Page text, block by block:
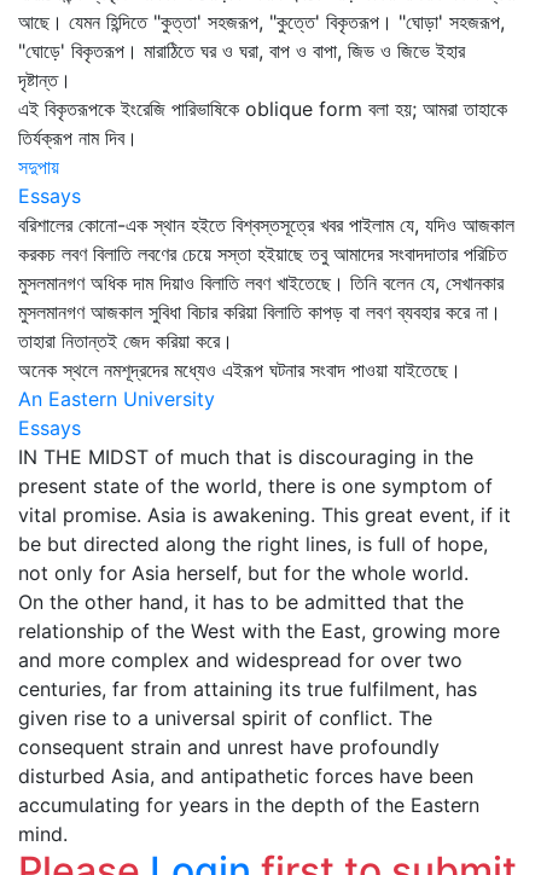
আছে। যেমন হিন্দিতে "কুত্তা' সহজরূপ, "কুত্তে' বিকৃতরূপ। "ঘোড়া' সহজরূপ,
"ঘোড়ে' বিকৃতরূপ। মারাঠিতে ঘর ও ঘরা, বাপ ও বাপা, জিভ ও জিভে ইহার
দৃষ্টান্ত।
এই বিকৃতরূপকে ইংরেজি পারিভাষিকে oblique form বলা হয়; আমরা তাহাকে
তির্যক্‌রূপ নাম দিব।
সদুপায়
Essays
বরিশালের কোনো-এক স্থান হইতে বিশ্বস্তসূত্রে খবর পাইলাম যে, যদিও আজকাল
করকচ লবণ বিলাতি লবণের চেয়ে সস্তা হইয়াছে তবু আমাদের সংবাদদাতার পরিচিত
মুসলমানগণ অধিক দাম দিয়াও বিলাতি লবণ খাইতেছে। তিনি বলেন যে, সেখানকার
মুসলমানগণ আজকাল সুবিধা বিচার করিয়া বিলাতি কাপড় বা লবণ ব্যবহার করে না।
তাহারা নিতান্তই জেদ করিয়া করে।
অনেক স্থলে নমশূদ্রদের মধ্যেও এইরূপ ঘটনার সংবাদ পাওয়া যাইতেছে।
An Eastern University
Essays
IN THE MIDST of much that is discouraging in the
present state of the world, there is one symptom of
vital promise. Asia is awakening. This great event, if it
be but directed along the right lines, is full of hope,
not only for Asia herself, but for the whole world.
On the other hand, it has to be admitted that the
relationship of the West with the East, growing more
and more complex and widespread for over two
centuries, far from attaining its true fulfilment, has
given rise to a universal spirit of conflict. The
consequent strain and unrest have profoundly
disturbed Asia, and antipathetic forces have been
accumulating for years in the depth of the Eastern
mind.